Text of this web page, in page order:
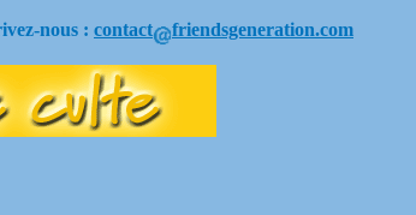
nous : contact friendsgeneration.com